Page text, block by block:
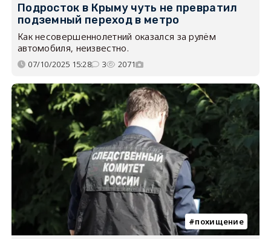
Подросток в Крыму чуть не превратил
подземный переход в метро
Как несовершеннолетний оказался за рулём
автомобиля, неизвестно.
07/10/2025 15:28 3 2071
похищение